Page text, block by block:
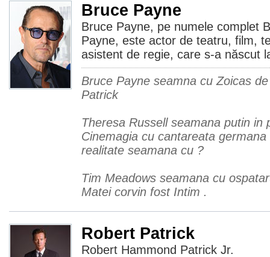
Bruce Payne
Bruce Payne, pe numele complet
Payne, este actor de teatru, film,
asistent de regie, care s-a născut
Bruce Payne seamna cu Zoicas
Patrick
Theresa Russell seamana putin in
Cinemagia cu cantareata
realitate seamana cu ?
Tim Meadows seamana cu
Matei corvin fost Intim .
Robert Patrick
Robert Hammond Patrick Jr.